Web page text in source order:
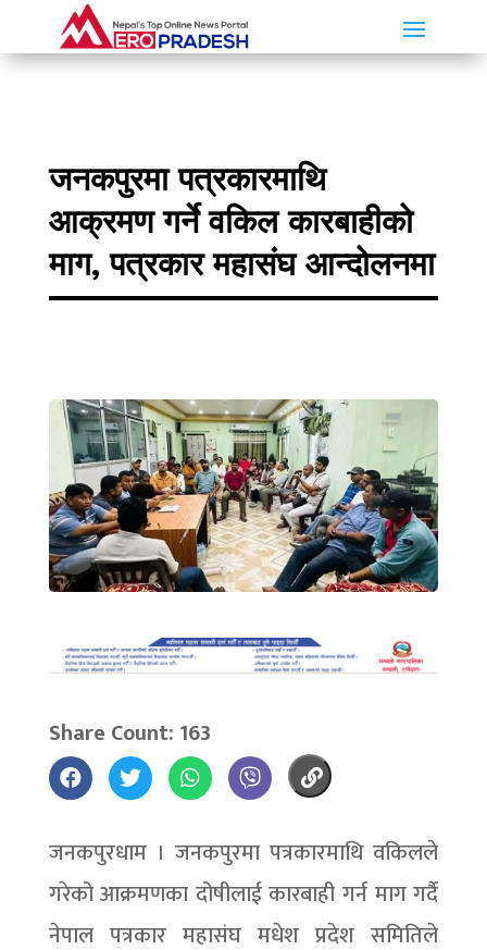
जनकपुरमा पत्रकारमाथि
आक्रमण गर्ने वकिल कारबाहीको
माग, पत्रकार महासंघ आन्दोलनमा
Share Count: 163
जनकपुरधाम । जनकपुरमा पत्रकारमाथि वकिलले
गरेको आक्रमणका दोषीलाई कारबाही गर्न माग गर्दै
नेपाल पत्रकार महासंघ मधेश प्रदेश समितिले